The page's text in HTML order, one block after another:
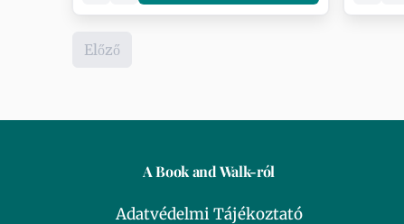
Előző
A Book and Walk-ról
Adatvédelmi Tájékoztató